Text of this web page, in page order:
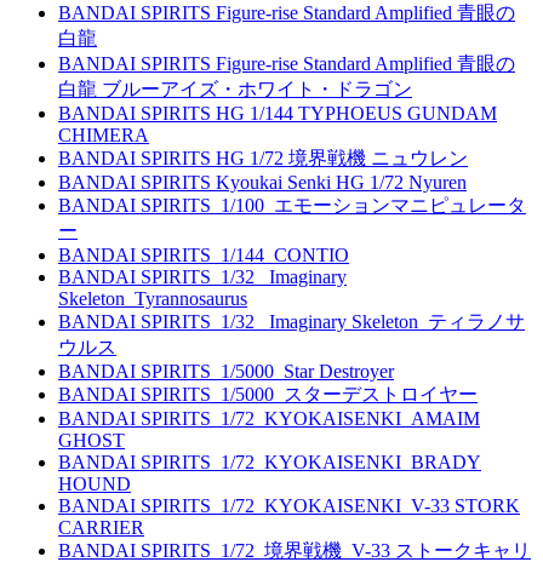
BANDAI SPIRITS Figure-rise Standard Amplified 青眼の
白龍
BANDAI SPIRITS Figure-rise Standard Amplified 青眼の
白龍 ブルーアイズ・ホワイト・ドラゴン
BANDAI SPIRITS HG 1/144 TYPHOEUS GUNDAM
CHIMERA
BANDAI SPIRITS HG 1/72 境界戦機 ニュウレン
BANDAI SPIRITS Kyoukai Senki HG 1/72 Nyuren
BANDAI SPIRITS_1/100_エモーションマニピュレータ
ー
BANDAI SPIRITS_1/144_CONTIO
BANDAI SPIRITS_1/32_ Imaginary
Skeleton_Tyrannosaurus
BANDAI SPIRITS_1/32_ Imaginary Skeleton_ティラノサ
ウルス
BANDAI SPIRITS_1/5000_Star Destroyer
BANDAI SPIRITS_1/5000_スターデストロイヤー
BANDAI SPIRITS_1/72_KYOKAISENKI_AMAIM
GHOST
BANDAI SPIRITS_1/72_KYOKAISENKI_BRADY
HOUND
BANDAI SPIRITS_1/72_KYOKAISENKI_V-33 STORK
CARRIER
BANDAI SPIRITS_1/72_境界戦機_V-33 ストークキャリ